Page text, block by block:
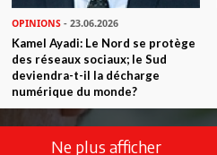
OPINIONS - 23.06.2026
Kamel Ayadi: Le Nord se protège
des réseaux sociaux; le Sud
deviendra-t-il la décharge
numérique du monde?
Ne plus afficher